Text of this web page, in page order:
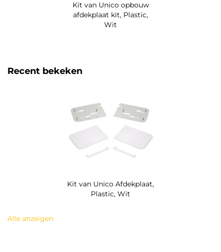
Kit van Unico opbouw
afdekplaat kit, Plastic,
Wit
Recent bekeken
Kit van Unico Afdekplaat,
Plastic, Wit
Alle anzeigen